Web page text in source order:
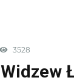
3528
Widzew